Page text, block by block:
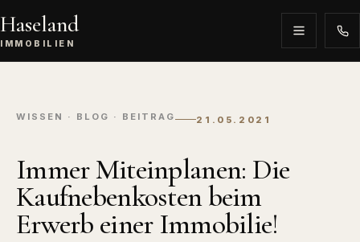
Haseland
IMMOBILIEN
WISSEN · BLOG · BEITRAG 21.05.2021
Immer Miteinplanen: Die
Kaufnebenkosten beim
Erwerb einer Immobilie!